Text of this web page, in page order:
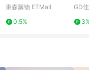
包13.3寸2024年新款
東森購物 ETMall
0.5%
綠/
GD